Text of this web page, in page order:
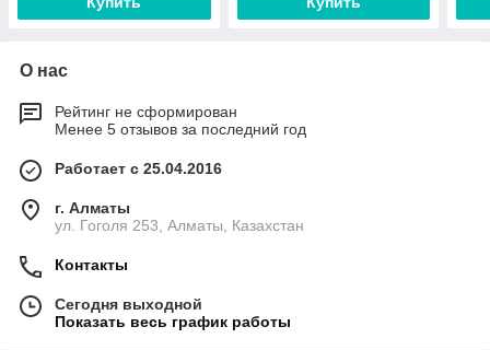
О нас
Рейтинг не сформирован
Менее 5 отзывов за последний год
Работает с 25.04.2016
г. Алматы
ул. Гоголя 253, Алматы, Казахстан
Контакты
Сегодня выходной
Показать весь график работы